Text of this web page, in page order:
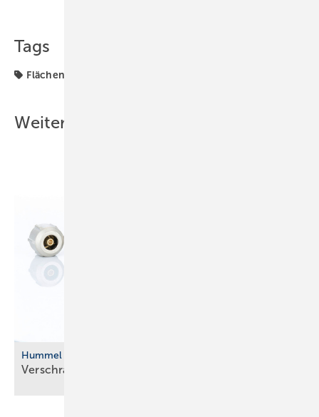
Tags
Flächenheizung
Weitere Inhalte
Hummel
Verschraubungssets für die